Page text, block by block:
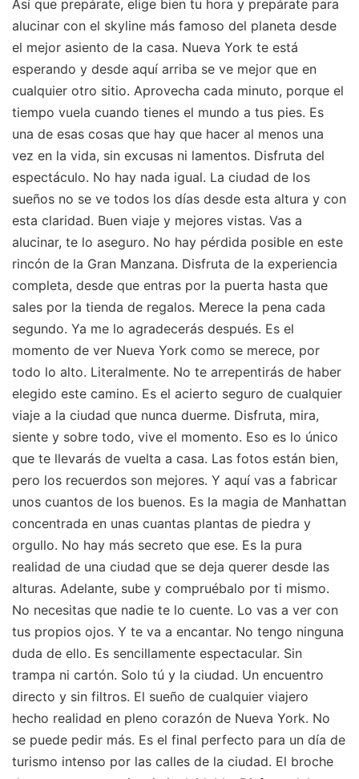
Así que prepárate, elige bien tu hora y prepárate para
alucinar con el skyline más famoso del planeta desde
el mejor asiento de la casa. Nueva York te está
esperando y desde aquí arriba se ve mejor que en
cualquier otro sitio. Aprovecha cada minuto, porque el
tiempo vuela cuando tienes el mundo a tus pies. Es
una de esas cosas que hay que hacer al menos una
vez en la vida, sin excusas ni lamentos. Disfruta del
espectáculo. No hay nada igual. La ciudad de los
sueños no se ve todos los días desde esta altura y con
esta claridad. Buen viaje y mejores vistas. Vas a
alucinar, te lo aseguro. No hay pérdida posible en este
rincón de la Gran Manzana. Disfruta de la experiencia
completa, desde que entras por la puerta hasta que
sales por la tienda de regalos. Merece la pena cada
segundo. Ya me lo agradecerás después. Es el
momento de ver Nueva York como se merece, por
todo lo alto. Literalmente. No te arrepentirás de haber
elegido este camino. Es el acierto seguro de cualquier
viaje a la ciudad que nunca duerme. Disfruta, mira,
siente y sobre todo, vive el momento. Eso es lo único
que te llevarás de vuelta a casa. Las fotos están bien,
pero los recuerdos son mejores. Y aquí vas a fabricar
unos cuantos de los buenos. Es la magia de Manhattan
concentrada en unas cuantas plantas de piedra y
orgullo. No hay más secreto que ese. Es la pura
realidad de una ciudad que se deja querer desde las
alturas. Adelante, sube y compruébalo por ti mismo.
No necesitas que nadie te lo cuente. Lo vas a ver con
tus propios ojos. Y te va a encantar. No tengo ninguna
duda de ello. Es sencillamente espectacular. Sin
trampa ni cartón. Solo tú y la ciudad. Un encuentro
directo y sin filtros. El sueño de cualquier viajero
hecho realidad en pleno corazón de Nueva York. No
se puede pedir más. Es el final perfecto para un día de
turismo intenso por las calles de la ciudad. El broche